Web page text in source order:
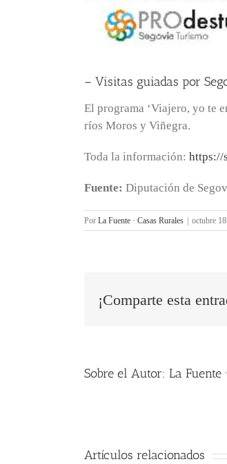
– Visitas guiadas por
El programa ‘Viajero, yo te
ríos Moros y Viñegra.
Toda la información: https://
Fuente: Diputación de
Por La Fuente · Casas Rurales octubre
¡Comparte esta
Sobre el Autor: La Fuente
Artículos relacionados